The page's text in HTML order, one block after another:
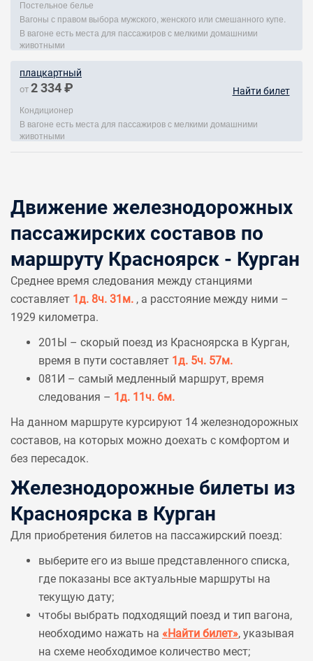
Постельное белье
Вагоны с правом выбора мужского, женского или смешанного купе.
В вагоне есть места для пассажиров с мелкими домашними
животными
плацкартный
от 2 334 ₽ Найти билет
Кондиционер
В вагоне есть места для пассажиров с мелкими домашними
животными
Движение железнодорожных
пассажирских составов по
маршруту Красноярск - Курган
Среднее время следования между станциями
составляет 1д. 8ч. 31м. , а расстояние между ними –
1929 километра.
201Ы – скорый поезд из Красноярска в Курган,
время в пути составляет 1д. 5ч. 57м.
081И – самый медленный маршрут, время
следования – 1д. 11ч. 6м.
На данном маршруте курсируют 14 железнодорожных
составов, на которых можно доехать с комфортом и
без пересадок.
Железнодорожные билеты из
Красноярска в Курган
Для приобретения билетов на пассажирский поезд:
выберите его из выше представленного списка,
где показаны все актуальные маршруты на
текущую дату;
чтобы выбрать подходящий поезд и тип вагона,
необходимо нажать на «Найти билет», указывая
на схеме необходимое количество мест;